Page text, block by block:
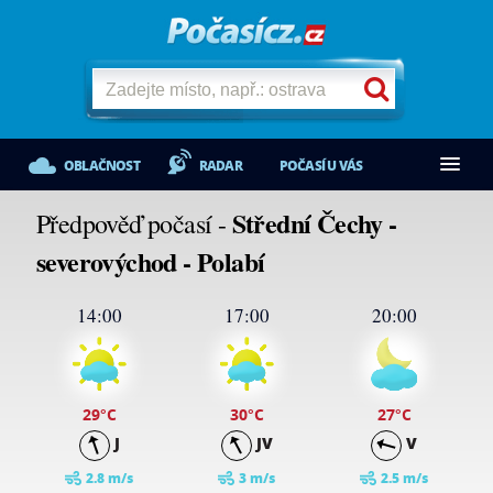
OBLAČNOST RADAR POČASÍ U VÁS
Předpověď počasí -Střední Čechy -
severovýchod - Polabí
14:00
29°C
J
2.8 m/s
17:00
30°C
JV
3 m/s
20:00
27°C
V
2.5 m/s